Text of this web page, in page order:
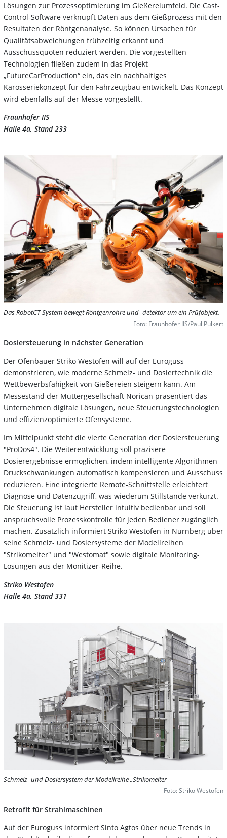
Lösungen zur Prozessoptimierung im Gießereiumfeld. Die Cast-
Control-Software verknüpft Daten aus dem Gießprozess mit den
Resultaten der Röntgenanalyse. So können Ursachen für
Qualitätsabweichungen frühzeitig erkannt und
Ausschussquoten reduziert werden. Die vorgestellten
Technologien fließen zudem in das Projekt
„FutureCarProduction“ ein, das ein nachhaltiges
Karosseriekonzept für den Fahrzeugbau entwickelt. Das Konzept
wird ebenfalls auf der Messe vorgestellt.
Fraunhofer IIS
Halle 4a, Stand 233
Das RobotCT-System bewegt Röntgenrohre und -detektor um ein Prüfobjekt.
Foto: Fraunhofer IIS/Paul Pulkert
Dosiersteuerung in nächster Generation
Der Ofenbauer Striko Westofen will auf der Euroguss
demonstrieren, wie moderne Schmelz- und Dosiertechnik die
Wettbewerbsfähigkeit von Gießereien steigern kann. Am
Messestand der Muttergesellschaft Norican präsentiert das
Unternehmen digitale Lösungen, neue Steuerungstechnologien
und effizienzoptimierte Ofensysteme.
Im Mittelpunkt steht die vierte Generation der Dosiersteuerung
"ProDos4". Die Weiterentwicklung soll präzisere
Dosierergebnisse ermöglichen, indem intelligente Algorithmen
Druckschwankungen automatisch kompensieren und Ausschuss
reduzieren. Eine integrierte Remote-Schnittstelle erleichtert
Diagnose und Datenzugriff, was wiederum Stillstände verkürzt.
Die Steuerung ist laut Hersteller intuitiv bedienbar und soll
anspruchsvolle Prozesskontrolle für jeden Bediener zugänglich
machen. Zusätzlich informiert Striko Westofen in Nürnberg über
seine Schmelz- und Dosiersysteme der Modellreihen
"Strikomelter" und "Westomat" sowie digitale Monitoring-
Lösungen aus der Monitizer-Reihe.
Striko Westofen
Halle 4a, Stand 331
Schmelz- und Dosiersystem der Modellreihe „Strikomelter
Foto: Striko Westofen
Retrofit für Strahlmaschinen
Auf der Euroguss informiert Sinto Agtos über neue Trends in